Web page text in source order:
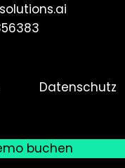
Datenschutz
buchen